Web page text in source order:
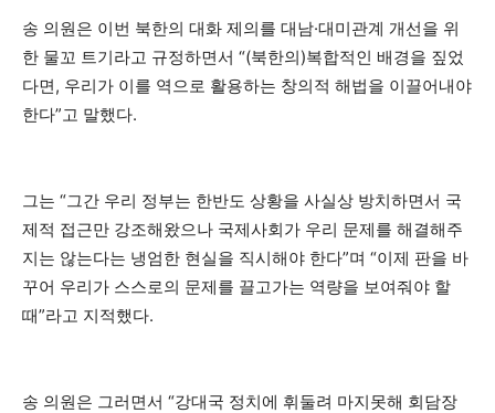
송 의원은 이번 북한의 대화 제의를 대남·대미관계 개선을 위
한 물꼬 트기라고 규정하면서 “(북한의)복합적인 배경을 짚었
다면, 우리가 이를 역으로 활용하는 창의적 해법을 이끌어내야
한다”고 말했다.
그는 “그간 우리 정부는 한반도 상황을 사실상 방치하면서 국
제적 접근만 강조해왔으나 국제사회가 우리 문제를 해결해주
지는 않는다는 냉엄한 현실을 직시해야 한다”며 “이제 판을 바
꾸어 우리가 스스로의 문제를 끌고가는 역량을 보여줘야 할
때”라고 지적했다.
송 의원은 그러면서 “강대국 정치에 휘둘려 마지못해 회담장